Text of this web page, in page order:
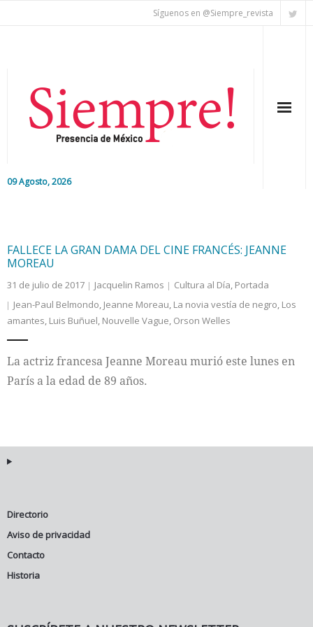
Síguenos en @Siempre_revista
09 Agosto, 2026
Colaboradores
Cultura
FALLECE LA GRAN DAMA DEL CINE FRANCÉS: JEANNE
MOREAU
31 de julio de 2017 Jacquelin Ramos Cultura al Día, Portada
Jean-Paul Belmondo, Jeanne Moreau, La novia vestía de negro, Los
amantes, Luis Buñuel, Nouvelle Vague, Orson Welles
La actriz francesa Jeanne Moreau murió este lunes en
París a la edad de 89 años.
Directorio
Aviso de privacidad
Contacto
Historia